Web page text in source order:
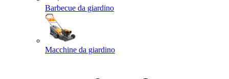
Barbecue da giardino
Macchine da giardino